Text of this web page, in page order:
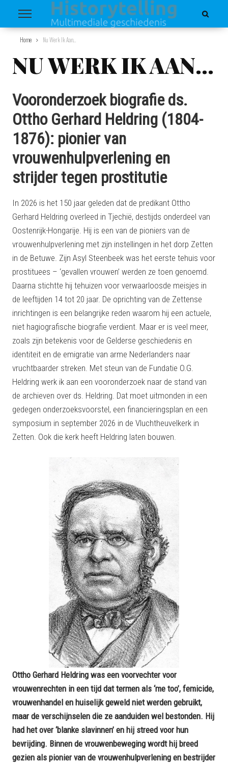
Home Nu Werk Ik Aan…
NU WERK IK AAN…
Vooronderzoek biografie ds.
Ottho Gerhard Heldring (1804-
1876): pionier van
vrouwenhulpverlening en
strijder tegen prostitutie
In 2026 is het 150 jaar geleden dat de predikant Ottho
Gerhard Heldring overleed in Tjechië, destijds onderdeel van
Oostenrijk-Hongarije. Hij is een van de pioniers van de
vrouwenhulpverlening met zijn instellingen in het dorp Zetten
in de Betuwe. Zijn Asyl Steenbeek was het eerste tehuis voor
prostituees – ‘gevallen vrouwen’ werden ze toen genoemd.
Daarna stichtte hij tehuizen voor verwaarloosde meisjes in
de leeftijden 14 tot 20 jaar. De oprichting van de Zettense
inrichtingen is een belangrijke reden waarom hij een actuele,
niet hagiografische biografie verdient. Maar er is veel meer,
zoals zijn betekenis voor de Gelderse geschiedenis en
identiteit en de emigratie van arme Nederlanders naar
vruchtbaarder streken. Met steun van de Fundatie O.G.
Heldring werk ik aan een vooronderzoek naar de stand van
de archieven over ds. Heldring. Dat moet uitmonden in een
gedegen onderzoeksvoorstel, een financieringsplan en een
symposium in september 2026 in de Vluchtheuvelkerk in
Zetten. Ook die kerk heeft Heldring laten bouwen.
Ottho Gerhard Heldring was een voorvechter voor
vrouwenrechten in een tijd dat termen als ‘me too’, femicide,
vrouwenhandel en huiselijk geweld niet werden gebruikt,
maar de verschijnselen die ze aanduiden wel bestonden. Hij
had het over ‘blanke slavinnen’ en hij streed voor hun
bevrijding. Binnen de vrouwenbeweging wordt hij breed
gezien als pionier van de vrouwenhulpverlening en bestrijder